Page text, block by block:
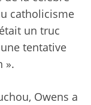
catholicisme
un truc
tentative
».
Owens a